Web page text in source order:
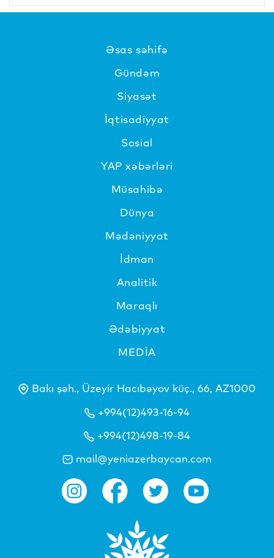
Əsas səhifə
Gündəm
Siyasət
İqtisadiyyat
Sosial
YAP xəbərləri
Müsahibə
Dünya
Mədəniyyat
İdman
Analitik
Maraqlı
Ədəbiyyat
MEDİA
Bakı şəh., Üzeyir Hacıbəyov küç., 66, AZ1000
+994(12)493-16-94
+994(12)498-19-84
mail@yeniazerbaycan.com